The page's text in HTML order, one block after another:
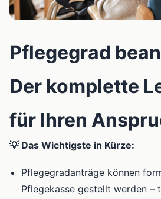
Pflegegrad
Der komplette
für Ihren
💡 Das Wichtigste in Kürze:
Pflegegradanträge können
Pflegekasse gestellt werden –